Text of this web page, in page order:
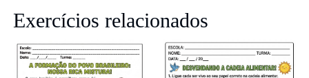
Exercícios relacionados